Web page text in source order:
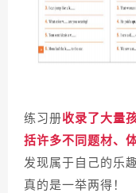
练习册收录了大量
括许多不同题材、
发现属于自己的乐
真的是一举两得！